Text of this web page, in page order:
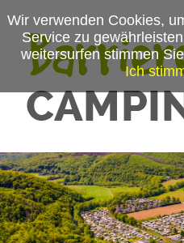
Wir verwenden Cookies,
Service zu
weitersurfen stimmen
Ich